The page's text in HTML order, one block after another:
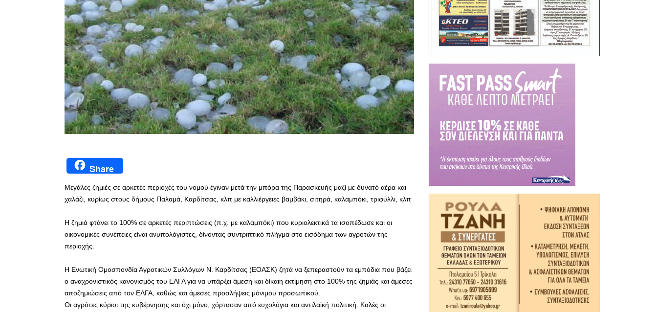
Share
Μεγάλες ζημιές σε αρκετές περιοχές του νομού έγιναν μετά την μπόρα της Παρασκευής μαζί με δυνατό αέρα και
χαλάζι, κυρίως στους δήμους Παλαμά, Καρδίτσας, κλπ με καλλιέργειες βαμβάκι, σιτηρά, καλαμπόκι, τριφύλλι, κλπ
Η ζημιά φτάνει το 100% σε αρκετές περιπτώσεις (π.χ. με καλαμπόκι) που κυριολεκτικά τα ισοπέδωσε και οι
οικονομικές συνέπειες είναι ανυπολόγιστες, δίνοντας συντριπτικό πλήγμα στο εισόδημα των αγροτών της
περιοχής.
Η Ενωτική Ομοσπονδία Αγροτικών Συλλόγων Ν. Καρδίτσας (ΕΟΑΣΚ) ζητά να ξεπεραστούν τα εμπόδια που βάζει
ο αναχρονιστικός κανονισμός του ΕΛΓΑ για να υπάρξει άμεση και δίκαιη εκτίμηση στο 100% της ζημιάς και άμεσες
αποζημιώσεις από τον ΕΛΓΑ, καθώς και άμεσες προσλήψεις μόνιμου προσωπικού.
Οι αγρότες κύριοι της κυβέρνησης και όχι μόνο, χόρτασαν από ευχολόγια και αντιλαϊκή πολιτική. Καλές οι